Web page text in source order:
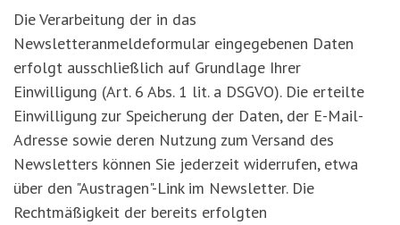
Die Verarbeitung der in das
Newsletteranmeldeformular eingegebenen Daten
erfolgt ausschließlich auf Grundlage Ihrer
Einwilligung (Art. 6 Abs. 1 lit. a DSGVO). Die erteilte
Einwilligung zur Speicherung der Daten, der E-Mail-
Adresse sowie deren Nutzung zum Versand des
Newsletters können Sie jederzeit widerrufen, etwa
über den "Austragen"-Link im Newsletter. Die
Rechtmäßigkeit der bereits erfolgten